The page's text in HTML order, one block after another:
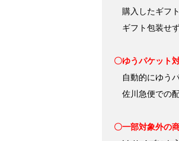
購入したギフ
ギフト包装せ
〇ゆうパケット
自動的にゆう
佐川急便での
〇一部対象外の